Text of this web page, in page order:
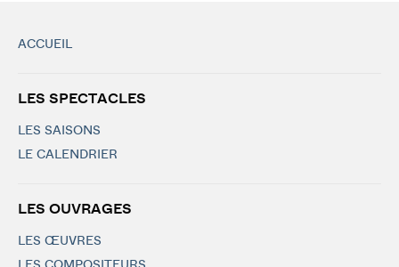
ACCUEIL
LES SPECTACLES
LES SAISONS
LE CALENDRIER
LES OUVRAGES
LES ŒUVRES